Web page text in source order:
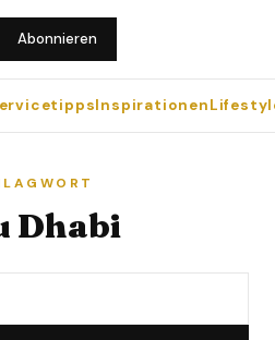
Abonnieren
Inspirationen
Dhabi